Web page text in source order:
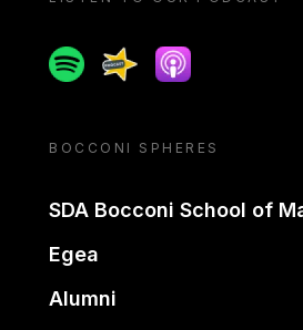
SpotifySpreakerApple podcast
BOCCONI SPHERES
SDA Bocconi School of
Egea
Alumni